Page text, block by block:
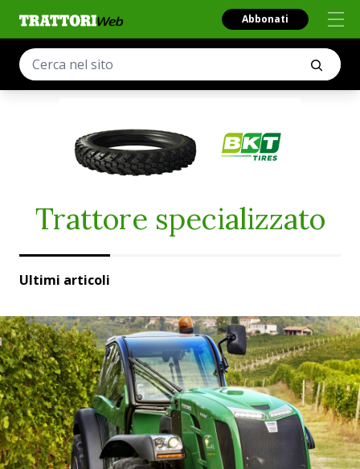
Abbonati
Trattore specializzato
Ultimi articoli